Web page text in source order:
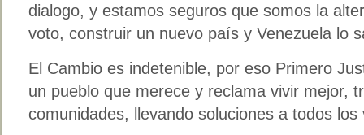
dialogo, y estamos seguros que somos la
voto, construir un nuevo país y Venezuela lo
El Cambio es indetenible, por eso Primero
un pueblo que merece y reclama vivir mejor,
comunidades, llevando soluciones a todos los